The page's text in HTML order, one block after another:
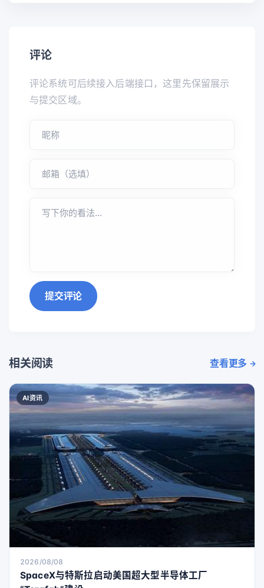
评论
评论系统可后续接入后端接口，这里先保留展示
与提交区域。
提交评论
相关阅读 查看更多
AI资讯
2026/08/08
SpaceX与特斯拉启动美国超大型半导体工厂